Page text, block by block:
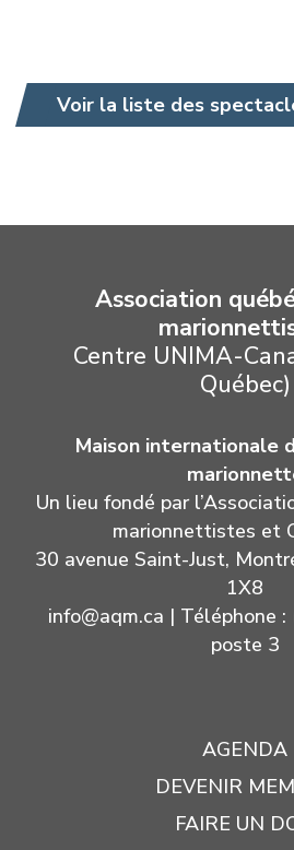
Voir la liste des
Association
Centre UNIMA-
Québec)
Maison internationale
Un lieu fondé par
marionnettistes et
30 avenue Saint-Just,
1X8
info@aqm.ca | Téléphone
poste 3
AGENDA
DEVENIR
FAIRE UN